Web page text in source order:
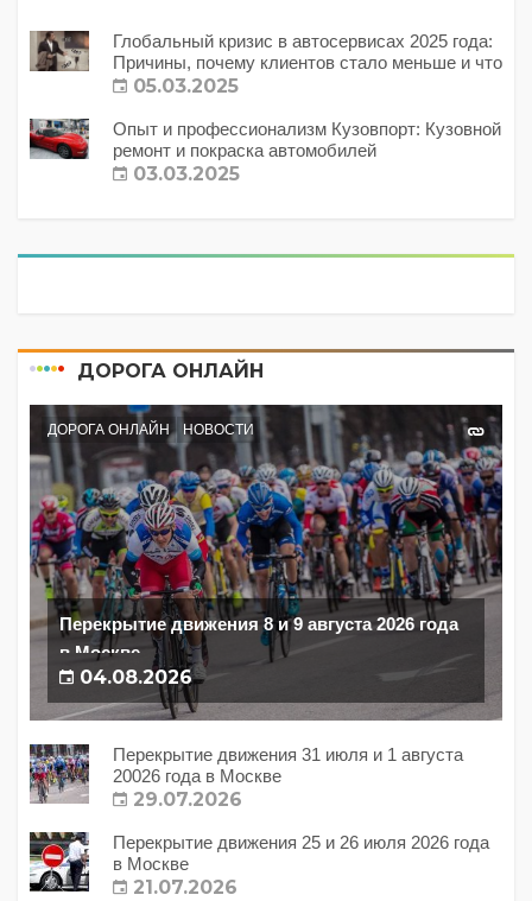
Глобальный кризис в автосервисах 2025 года:
Причины, почему клиентов стало меньше и что
с этим делать?
05.03.2025
Опыт и профессионализм Кузовпорт: Кузовной
ремонт и покраска автомобилей
03.03.2025
ДОРОГА ОНЛАЙН
ДОРОГА ОНЛАЙН НОВОСТИ
Перекрытие движения 8 и 9 августа 2026 года
в Москве
04.08.2026
Перекрытие движения 31 июля и 1 августа
20026 года в Москве
29.07.2026
Перекрытие движения 25 и 26 июля 2026 года
в Москве
21.07.2026